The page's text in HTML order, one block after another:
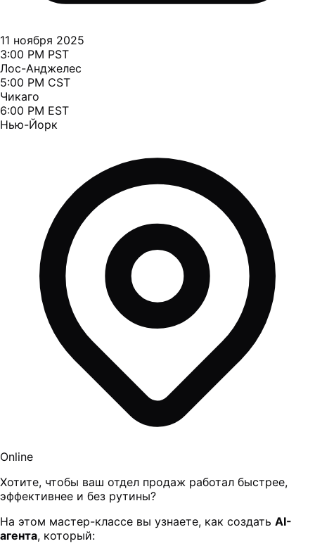
11 ноября 2025
3:00 PM PST
Лос-Анджелес
5:00 PM CST
Чикаго
6:00 PM EST
Нью-Йорк
Online
Хотите, чтобы ваш отдел продаж работал быстрее,
эффективнее и без рутины?
На этом мастер-классе вы узнаете, как создать AI-
агента, который: